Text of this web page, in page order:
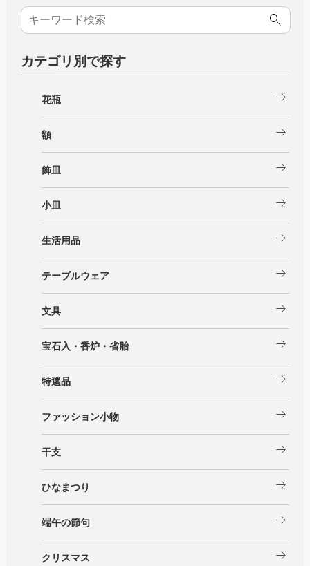
カテゴリ別で探す
花瓶 arrow_right_alt
額 arrow_right_alt
飾皿 arrow_right_alt
小皿 arrow_right_alt
生活用品 arrow_right_alt
テーブルウェア arrow_right_alt
文具 arrow_right_alt
宝石入・香炉・省胎 arrow_right_alt
特選品 arrow_right_alt
ファッション小物 arrow_right_alt
干支 arrow_right_alt
ひなまつり arrow_right_alt
端午の節句 arrow_right_alt
クリスマス arrow_right_alt